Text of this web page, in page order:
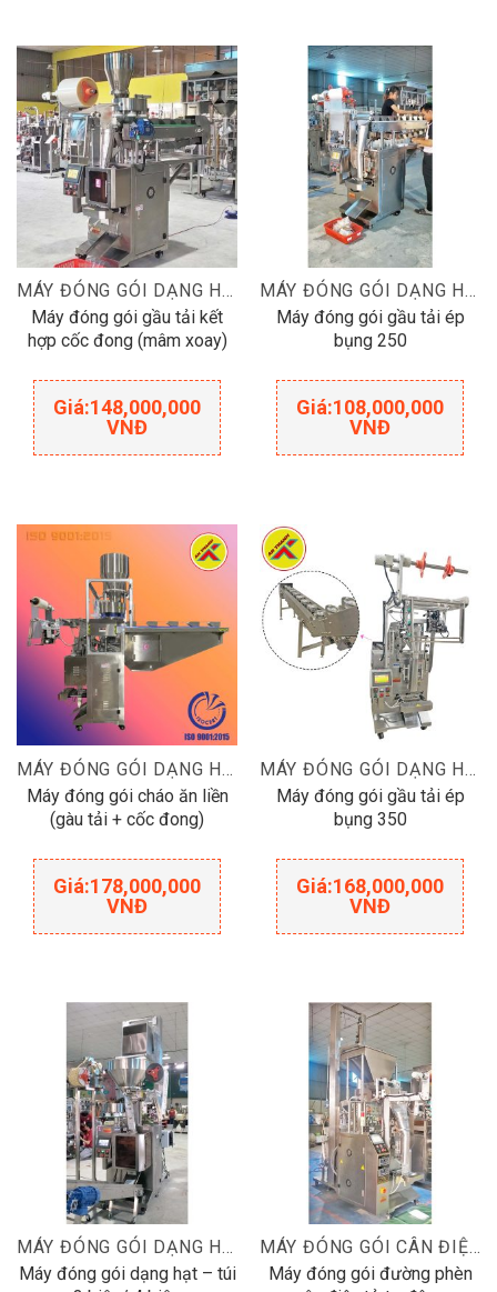
MÁY ĐÓNG GÓI DẠNG HẠT
Máy đóng gói gầu tải kết
hợp cốc đong (mâm xoay)
Giá:148,000,000
VNĐ
MÁY ĐÓNG GÓI DẠNG HẠT
Máy đóng gói gầu tải ép
bụng 250
Giá:108,000,000
VNĐ
MÁY ĐÓNG GÓI DẠNG HẠT
Máy đóng gói cháo ăn liền
(gàu tải + cốc đong)
Giá:178,000,000
VNĐ
MÁY ĐÓNG GÓI DẠNG HẠT
Máy đóng gói gầu tải ép
bụng 350
Giá:168,000,000
VNĐ
MÁY ĐÓNG GÓI DẠNG HẠT
Máy đóng gói dạng hạt – túi
MÁY ĐÓNG GÓI CÂN ĐIỆN TỬ
Máy đóng gói đường phèn